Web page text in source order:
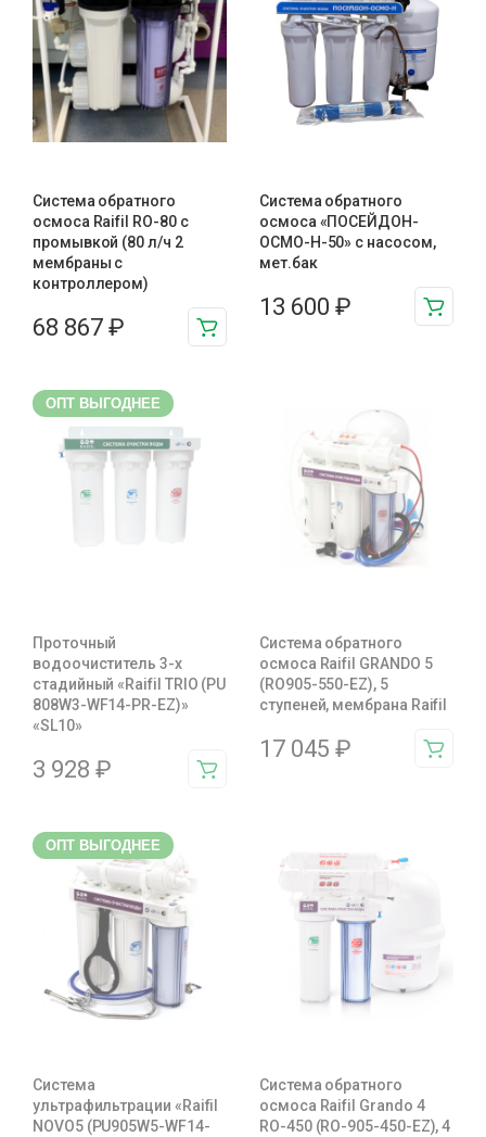
Система обратного
осмоса Raifil RO-80 с
промывкой (80 л/ч 2
мембраны с
контроллером)
68 867 ₽
Система обратного
осмоса «ПОСЕЙДОН-
ОСМО-Н-50» с насосом,
мет.бак
13 600 ₽
ОПТ ВЫГОДНЕЕ
Проточный
водоочиститель 3-х
стадийный «Raifil TRIO (PU
808W3-WF14-PR-EZ)»
«SL10»
3 928 ₽
Система обратного
осмоса Raifil GRANDO 5
(RO905-550-EZ), 5
ступеней, мембрана Raifil
17 045 ₽
ОПТ ВЫГОДНЕЕ
Система
ультрафильтрации «Raifil
NOVO5 (PU905W5-WF14-
Система обратного
осмоса Raifil Grando 4
RO-450 (RO-905-450-EZ), 4